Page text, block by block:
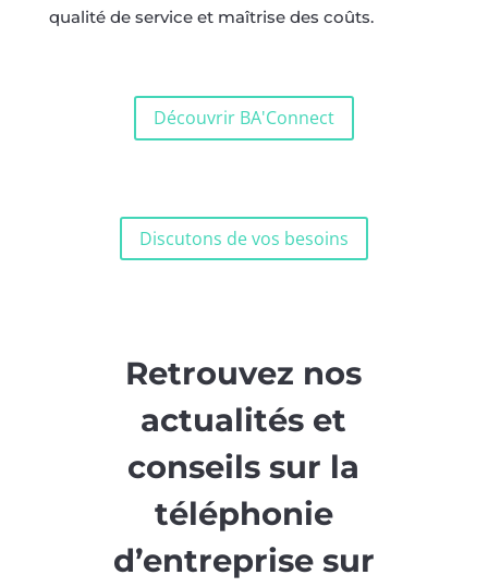
qualité de service et maîtrise des coûts.
Découvrir BA'Connect
Discutons de vos besoins
Retrouvez nos
actualités et
conseils sur la
téléphonie
d’entreprise sur